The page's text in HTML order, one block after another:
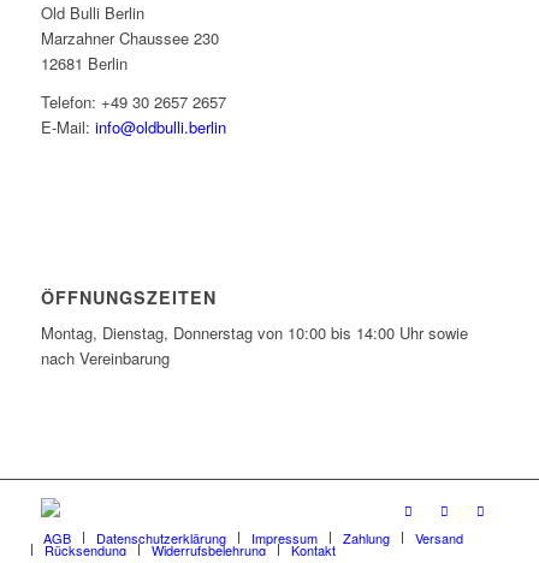
Old Bulli Berlin
Marzahner Chaussee 230
12681 Berlin
Telefon: +49 30 2657 2657
E-Mail: info@oldbulli.berlin
ÖFFNUNGSZEITEN
Montag, Dienstag, Donnerstag von 10:00 bis 14:00 Uhr sowie
nach Vereinbarung
AGB Datenschutzerklärung Impressum Zahlung Versand
Rücksendung Widerrufsbelehrung Kontakt